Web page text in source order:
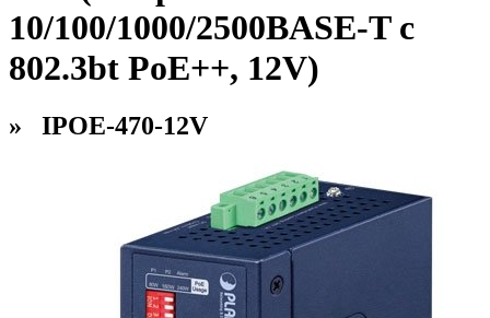
10/100/1000/2500BASE-T c
802.3bt PoE++, 12V)
» IPOE-470-12V